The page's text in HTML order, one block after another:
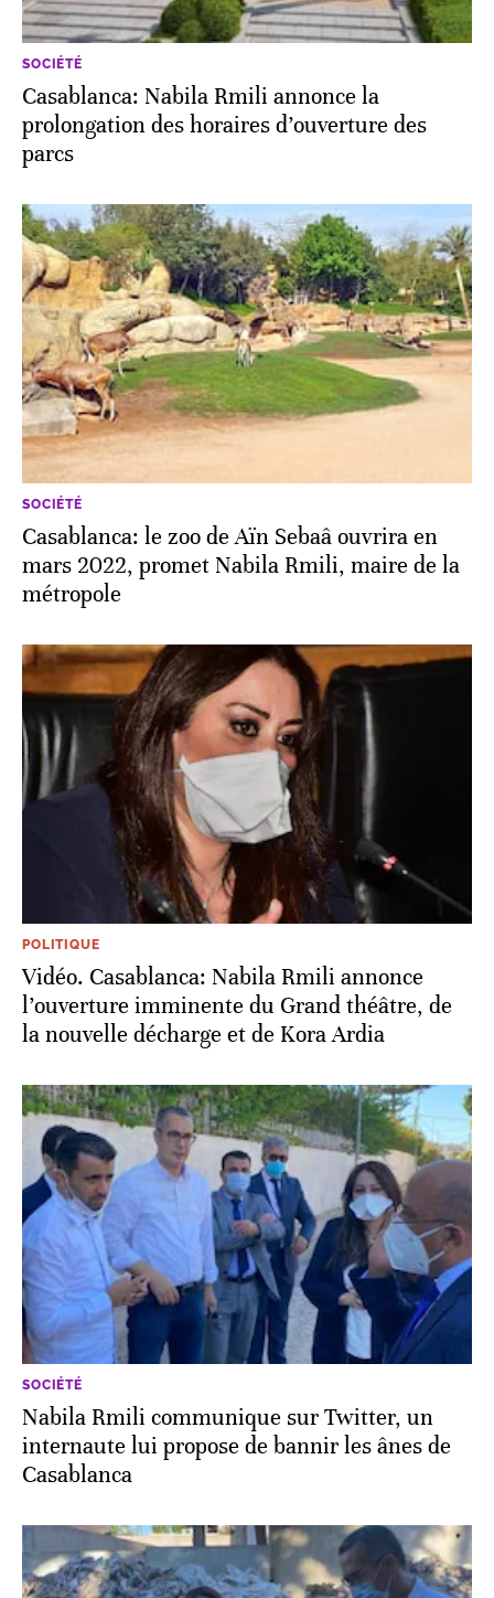
SOCIÉTÉ
Casablanca: Nabila Rmili annonce la
prolongation des horaires d’ouverture des
parcs
SOCIÉTÉ
Casablanca: le zoo de Aïn Sebaâ ouvrira en
mars 2022, promet Nabila Rmili, maire de la
métropole
POLITIQUE
Vidéo. Casablanca: Nabila Rmili annonce
l’ouverture imminente du Grand théâtre, de
la nouvelle décharge et de Kora Ardia
SOCIÉTÉ
Nabila Rmili communique sur Twitter, un
internaute lui propose de bannir les ânes de
Casablanca